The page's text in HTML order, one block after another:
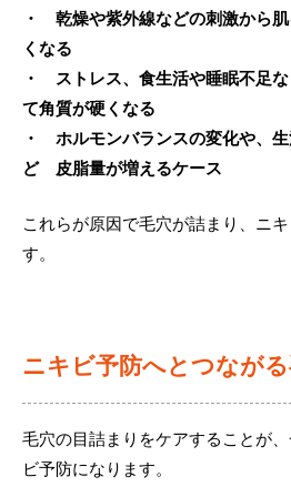
・ 乾燥や紫外線などの刺激から
くなる
・ ストレス、食生活や睡眠不足
て角質が硬くなる
・ ホルモンバランスの変化や、
ど 皮脂量が増えるケース
これらが原因で毛穴が詰まり、ニ
す。
ニキビ予防へとつなが
毛穴の目詰まりをケアすることが
ビ予防になります。